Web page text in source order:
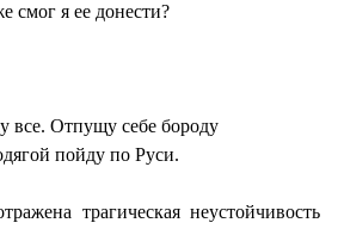
смог я ее донести?
все. Отпущу себе бороду
пойду по Руси.
трагическая неустойчивость